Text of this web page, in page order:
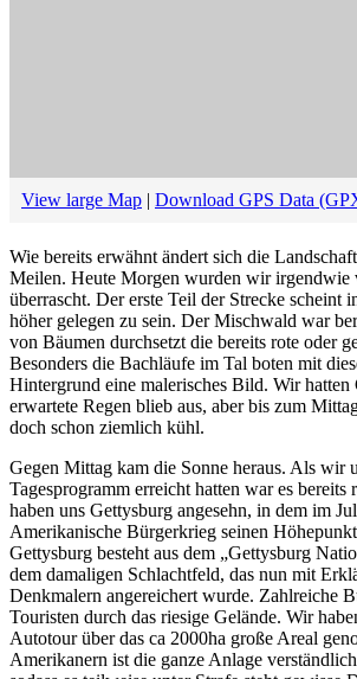
View large Map | Download GPS Data
Wie bereits erwähnt ändert sich die
Meilen. Heute Morgen wurden wir irgendwie
überrascht. Der erste Teil der Strecke scheint
höher gelegen zu sein. Der Mischwald war
von Bäumen durchsetzt die bereits rote oder
Besonders die Bachläufe im Tal boten mit
Hintergrund eine malerisches Bild. Wir hatten
erwartete Regen blieb aus, aber bis zum
doch schon ziemlich kühl.
Gegen Mittag kam die Sonne heraus. Als wir
Tagesprogramm erreicht hatten war es bereits
haben uns Gettysburg angesehn, in dem im
Amerikanische Bürgerkrieg seinen
Gettysburg besteht aus dem „Gettysburg
dem damaligen Schlachtfeld, das nun mit
Denkmalern angereichert wurde. Zahlreiche
Touristen durch das riesige Gelände. Wir
Autotour über das ca 2000ha große Areal
Amerikanern ist die ganze Anlage